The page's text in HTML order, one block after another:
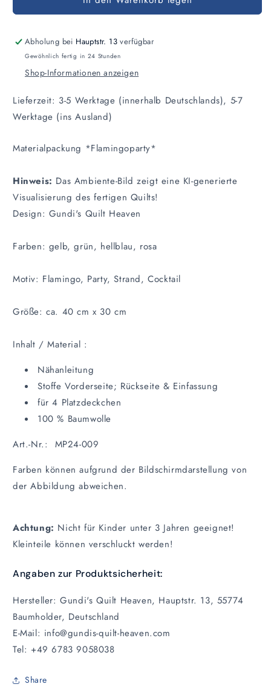
MaterialpackungMaterialpackung
Abholung bei Hauptstr. 13 verfügbar
Gewöhnlich fertig in 24 Stunden
Shop-Informationen anzeigen
Lieferzeit: 3-5 Werktage (innerhalb Deutschlands), 5-7
Werktage (ins Ausland)
Materialpackung *Flamingoparty*
Hinweis: Das Ambiente-Bild zeigt eine KI-generierte
Visualisierung des fertigen Quilts!
Design: Gundi's Quilt Heaven
Farben: gelb, grün, hellblau, rosa
Motiv: Flamingo, Party, Strand, Cocktail
Größe: ca. 40 cm x 30 cm
Inhalt / Material :
Nähanleitung
Stoffe Vorderseite; Rückseite & Einfassung
für 4 Platzdeckchen
100 % Baumwolle
Art.-Nr.: MP24-009
Farben können aufgrund der Bildschirmdarstellung von
der Abbildung abweichen.
Achtung: Nicht für Kinder unter 3 Jahren geeignet!
Kleinteile können verschluckt werden!
Angaben zur Produktsicherheit:
Hersteller: Gundi's Quilt Heaven, Hauptstr. 13, 55774
Baumholder, Deutschland
E-Mail: info@gundis-quilt-heaven.com
Tel: +49 6783 9058038
Share